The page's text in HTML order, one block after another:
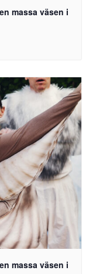
massa väsen i
massa väsen i